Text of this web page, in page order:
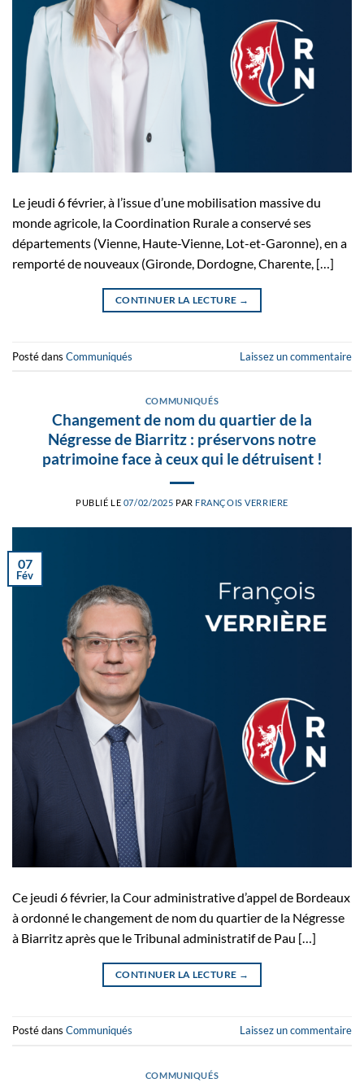
Le jeudi 6 février, à l’issue d’une mobilisation massive du
monde agricole, la Coordination Rurale a conservé ses
départements (Vienne, Haute-Vienne, Lot-et-Garonne), en a
remporté de nouveaux (Gironde, Dordogne, Charente, […]
CONTINUER LA LECTURE →
Posté dans Communiqués Laissez un commentaire
COMMUNIQUÉS
Changement de nom du quartier de la
Négresse de Biarritz : préservons notre
patrimoine face à ceux qui le détruisent !
PUBLIÉ LE 07/02/2025 PAR FRANÇOIS VERRIERE
07
Fév
Ce jeudi 6 février, la Cour administrative d’appel de Bordeaux
à ordonné le changement de nom du quartier de la Négresse
à Biarritz après que le Tribunal administratif de Pau […]
CONTINUER LA LECTURE →
Posté dans Communiqués Laissez un commentaire
COMMUNIQUÉS